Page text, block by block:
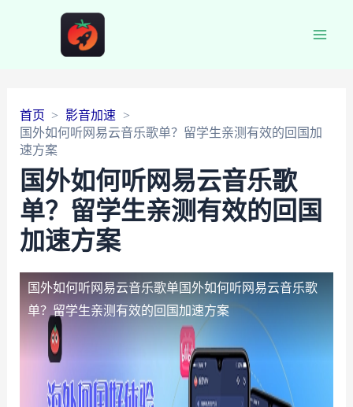
首页
影音加速
国外如何听网易云音乐歌单？留学生亲测有效的回国加
速方案
国外如何听网易云音乐歌
单？留学生亲测有效的回国
加速方案
国外如何听网易云音乐歌单国外如何听网易云音乐歌
单？留学生亲测有效的回国加速方案